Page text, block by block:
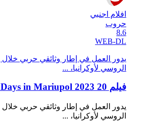
افلام اجنبي
حروب
8.6
WEB-DL
يدور العمل في إطار وثائقي حربي خلال
الروسي لأوكرانيا، ...
فيلم 20 Days in Mariupol 2023 مترجم HD
يدور العمل في إطار وثائقي حربي خلال
الروسي لأوكرانيا، ...